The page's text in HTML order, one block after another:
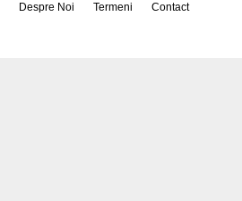
Despre Noi Termeni Contact